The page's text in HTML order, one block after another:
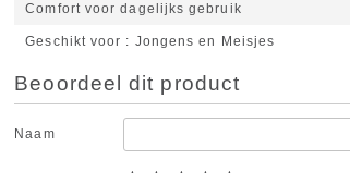
Comfort voor dagelijks gebruik
Geschikt voor Jongens en Meisjes
Beoordeel dit product
Naam